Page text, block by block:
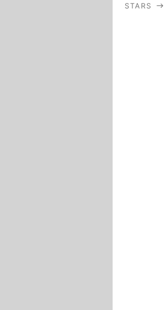
STARS